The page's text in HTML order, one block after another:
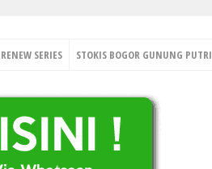
SERIES STOKIS BOGOR GUNUNG PUTRI